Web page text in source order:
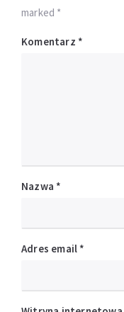
marked *
Komentarz *
Nazwa *
Adres email *